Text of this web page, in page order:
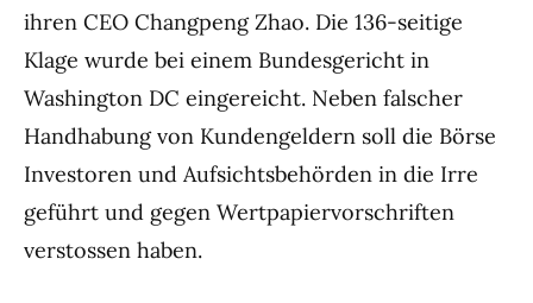
ihren CEO Changpeng Zhao. Die 136-seitige
Klage wurde bei einem Bundesgericht in
Washington DC eingereicht. Neben falscher
Handhabung von Kundengeldern soll die Börse
Investoren und Aufsichtsbehörden in die Irre
geführt und gegen Wertpapiervorschriften
verstossen haben.